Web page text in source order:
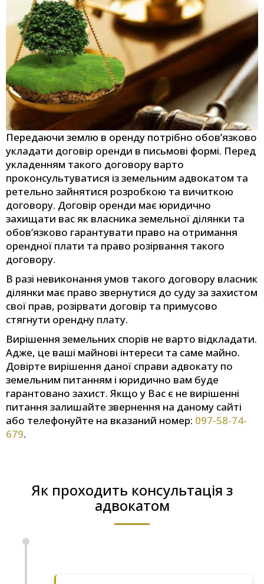
Передаючи землю в оренду потрібно обов’язково
укладати договір оренди в письмові формі. Перед
укладенням такого договору варто
проконсультуватися із земельним адвокатом та
ретельно зайнятися розробкою та вичиткою
договору. Договір оренди має юридично
захищати вас як власника земельної ділянки та
обов’язково гарантувати право на отримання
орендної плати та право розірвання такого
договору.
В разі невиконання умов такого договору власник
ділянки має право звернутися до суду за захистом
свої прав, розірвати договір та примусово
стягнути орендну плату.
Вирішення земельних спорів не варто відкладати.
Адже, це ваші майнові інтереси та саме майно.
Довірте вирішення даної справи адвокату по
земельним питанням і юридично вам буде
гарантовано захист. Якщо у Вас є не вирішенні
питання залишайте звернення на даному сайті
або телефонуйте на вказаний номер: 097-58-74-
679.
Як проходить консультація з
адвокатом